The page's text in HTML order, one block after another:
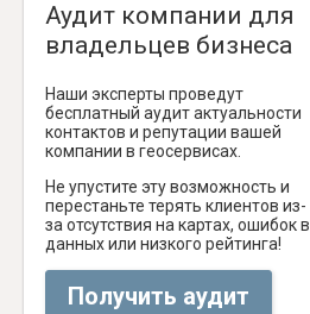
Аудит компании для
владельцев бизнеса
Наши эксперты проведут
бесплатный аудит актуальности
контактов и репутации вашей
компании в геосервисах.
Не упустите эту возможность и
перестаньте терять клиентов из-
за отсутствия на картах, ошибок в
данных или низкого рейтинга!
Получить аудит